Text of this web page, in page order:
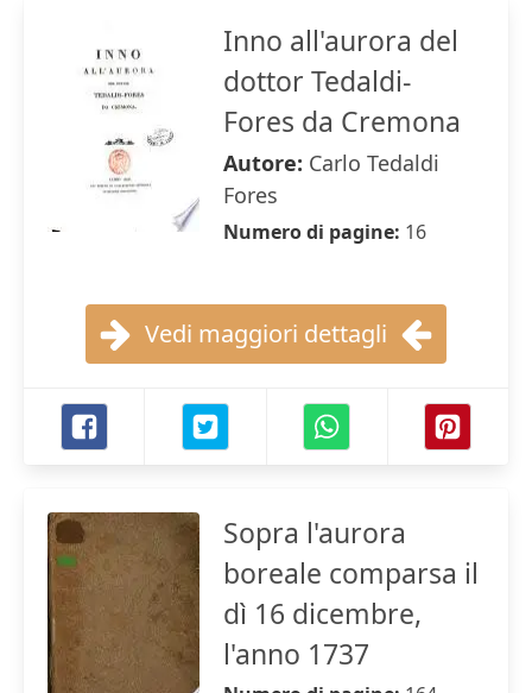
Inno all'aurora del
dottor Tedaldi-
Fores da Cremona
Autore: Carlo Tedaldi
Fores
Numero di pagine: 16
Vedi maggiori dettagli
Sopra l'aurora
boreale comparsa il
dì 16 dicembre,
l'anno 1737